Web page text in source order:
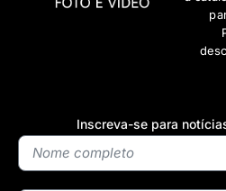
Inscreva-se para